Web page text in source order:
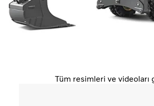
Tüm resimleri ve videoları